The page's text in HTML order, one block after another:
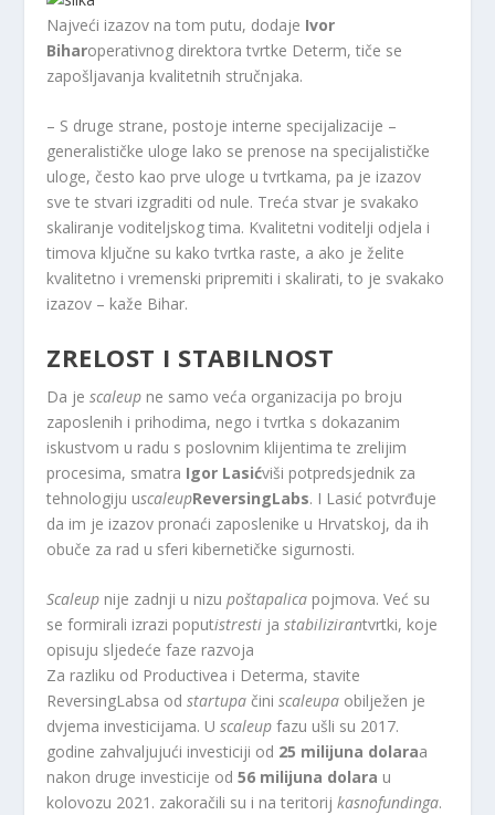
Najveći izazov na tom putu, dodaje Ivor
Biharoperativnog direktora tvrtke Determ, tiče se
zapošljavanja kvalitetnih stručnjaka.
– S druge strane, postoje interne specijalizacije –
generalističke uloge lako se prenose na specijalističke
uloge, često kao prve uloge u tvrtkama, pa je izazov
sve te stvari izgraditi od nule. Treća stvar je svakako
skaliranje voditeljskog tima. Kvalitetni voditelji odjela i
timova ključne su kako tvrtka raste, a ako je želite
kvalitetno i vremenski pripremiti i skalirati, to je svakako
izazov – kaže Bihar.
ZRELOST I STABILNOST
Da jescaleup ne samo veća organizacija po broju
zaposlenih i prihodima, nego i tvrtka s dokazanim
iskustvom u radu s poslovnim klijentima te zrelijim
procesima, smatra Igor Lasićviši potpredsjednik za
tehnologiju uscaleupReversingLabs. I Lasić potvrđuje
da im je izazov pronaći zaposlenike u Hrvatskoj, da ih
obuče za rad u sferi kibernetičke sigurnosti.
Scaleup nije zadnji u nizupoštapalica pojmova. Već su
se formirali izrazi poputistresti jastabilizirantvrtki, koje
opisuju sljedeće faze razvoja
Za razliku od Productivea i Determa, stavite
ReversingLabsa odstartupačiniscaleupa obilježen je
dvjema investicijama. Uscaleupfazu ušli su 2017.
godine zahvaljujući investiciji od 25 milijuna dolaraa
nakon druge investicije od56 milijuna dolara u
kolovozu 2021. zakoračili su i na teritorij kasnofundinga.